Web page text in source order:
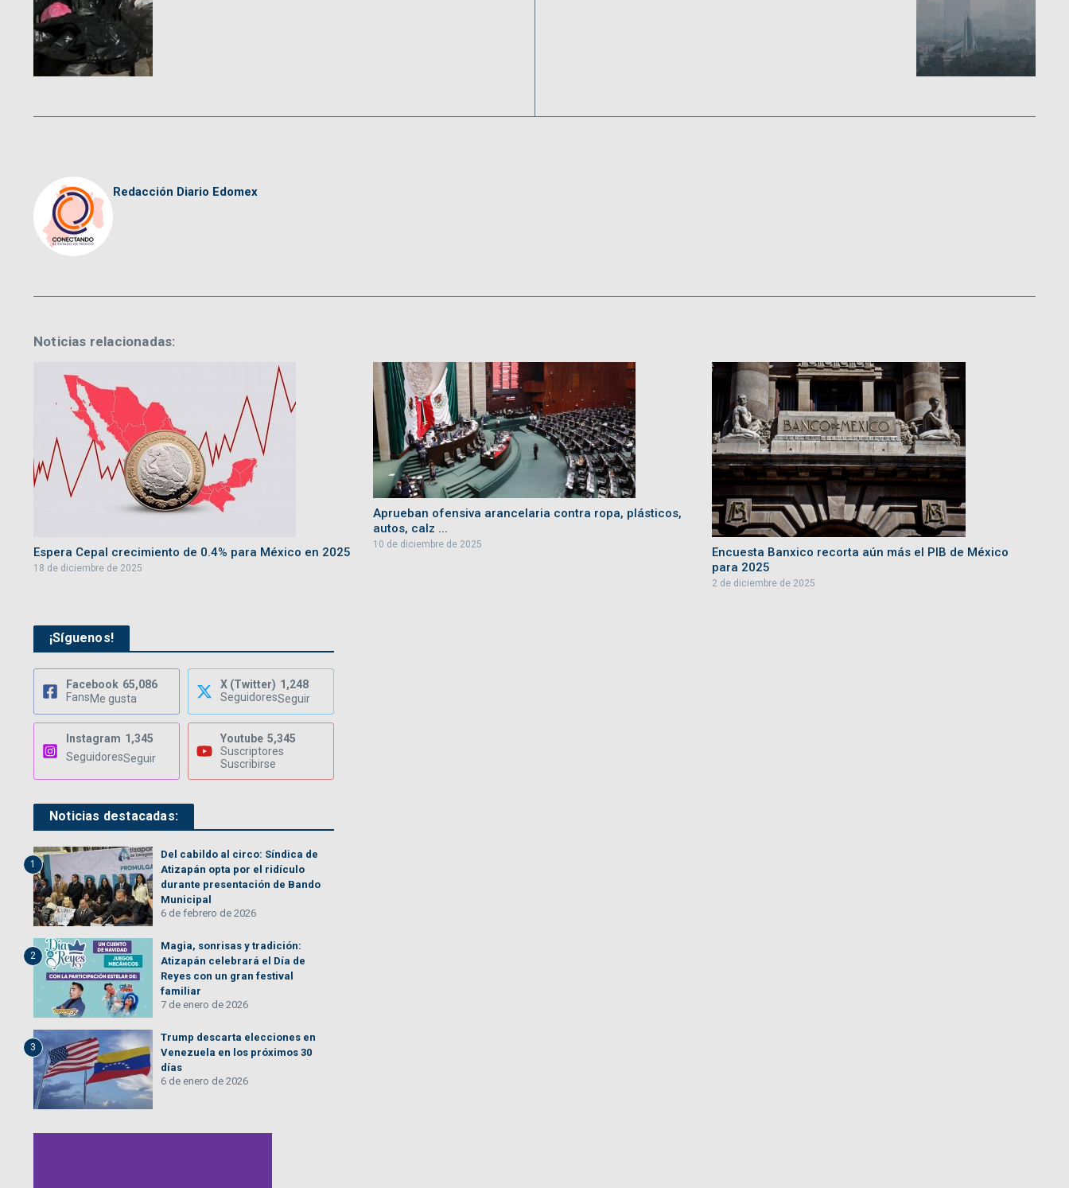
Redacción Diario Edomex
Noticias relacionadas:
Espera Cepal crecimiento de 0.4% para México en 2025
18 de diciembre de 2025
Aprueban ofensiva arancelaria contra ropa, plásticos,
autos, calz ...
10 de diciembre de 2025
Encuesta Banxico recorta aún más el PIB de México
para 2025
2 de diciembre de 2025
¡Síguenos!
Facebook 65,086
FansMe gusta
X (Twitter) 1,248
SeguidoresSeguir
Instagram 1,345
SeguidoresSeguir
Youtube 5,345
Suscriptores
Suscribirse
Noticias destacadas:
1
Del cabildo al circo: Síndica de
Atizapán opta por el ridículo
durante presentación de Bando
Municipal
6 de febrero de 2026
2
Magia, sonrisas y tradición:
Atizapán celebrará el Día de
Reyes con un gran festival
familiar
7 de enero de 2026
3
Trump descarta elecciones en
Venezuela en los próximos 30
días
6 de enero de 2026